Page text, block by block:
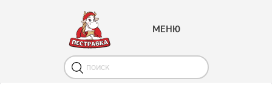
МЕНЮ